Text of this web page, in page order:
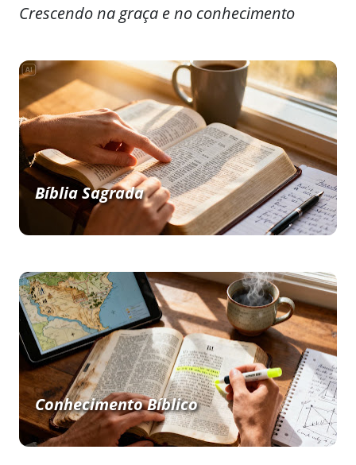
Crescendo na graça e no conhecimento
Bíblia Sagrada
Conhecimento Bíblico